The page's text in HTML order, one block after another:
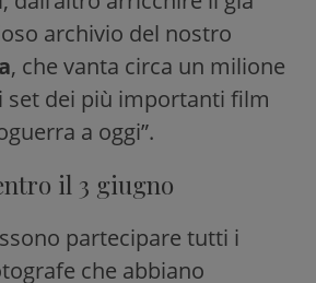
archivio del nostro
, che vanta circa un milione
set dei più importanti film
a oggi”.
il 3 giugno
partecipare tutti i
che abbiano